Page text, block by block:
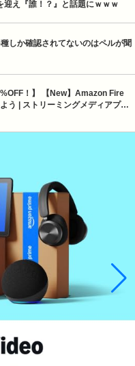
迎え『誰！？』と話題にｗｗｗ
しか確認されてないのはペルが聞
！】 【New】Amazon Fire
う | ストリーミングメディアプ…